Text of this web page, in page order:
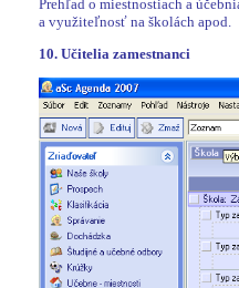
Prehľad o miestnostiach a
a využiteľnosť na školách apod.
10. Učitelia zamestnanci